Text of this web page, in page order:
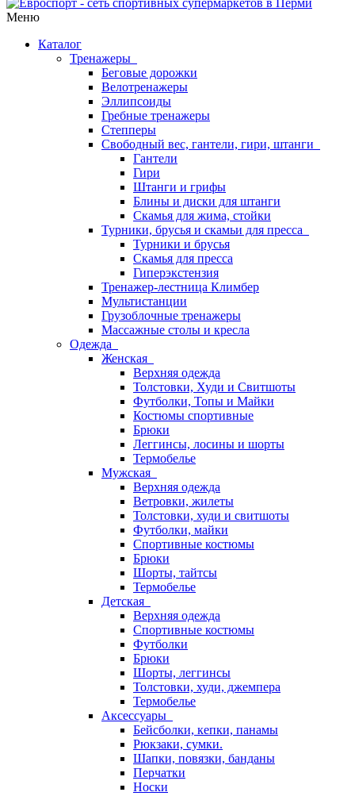
Меню
Каталог
Тренажеры
Беговые дорожки
Велотренажеры
Эллипсоиды
Гребные тренажеры
Степперы
Свободный вес, гантели, гири, штанги
Гантели
Гири
Штанги и грифы
Блины и диски для штанги
Скамья для жима, стойки
Турники, брусья и скамьи для пресса
Турники и брусья
Скамья для пресса
Гиперэкстензия
Тренажер-лестница Климбер
Мультистанции
Грузоблочные тренажеры
Массажные столы и кресла
Одежда
Женская
Верхняя одежда
Толстовки, Худи и Свитшоты
Футболки, Топы и Майки
Костюмы спортивные
Брюки
Леггинсы, лосины и шорты
Термобелье
Мужская
Верхняя одежда
Ветровки, жилеты
Толстовки, худи и свитшоты
Футболки, майки
Спортивные костюмы
Брюки
Шорты, тайтсы
Термобелье
Детская
Верхняя одежда
Спортивные костюмы
Футболки
Брюки
Шорты, леггинсы
Толстовки, худи, джемпера
Термобелье
Аксессуары
Бейсболки, кепки, панамы
Рюкзаки, сумки.
Шапки, повязки, банданы
Перчатки
Носки